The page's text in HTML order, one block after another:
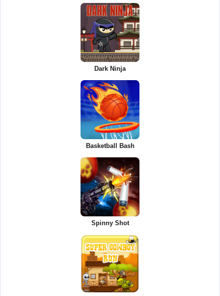
Dark Ninja
Basketball Bash
Spinny Shot